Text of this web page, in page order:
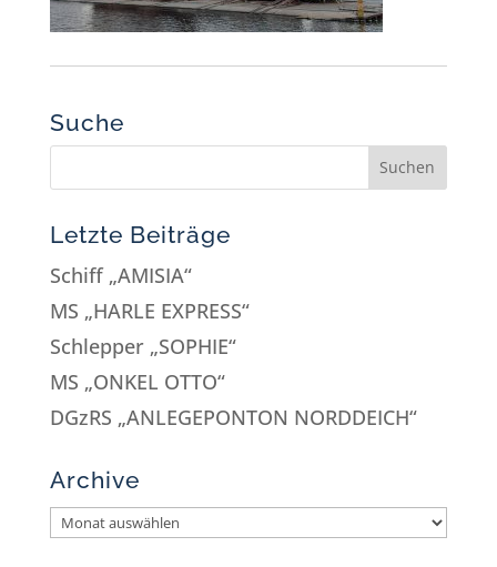
Suche
Letzte Beiträge
Schiff „AMISIA“
MS „HARLE EXPRESS“
Schlepper „SOPHIE“
MS „ONKEL OTTO“
DGzRS „ANLEGEPONTON NORDDEICH“
Archive